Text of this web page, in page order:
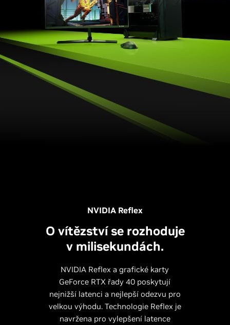
NVIDIA Reflex
O vítězství se rozhoduje
v milisekundách.
NVIDIA Reflex a grafické karty
GeForce RTX řady 40 poskytují
nejnižší latenci a nejlepší odezvu pro
velkou výhodu. Technologie Reflex je
navržena pro vylepšení latence